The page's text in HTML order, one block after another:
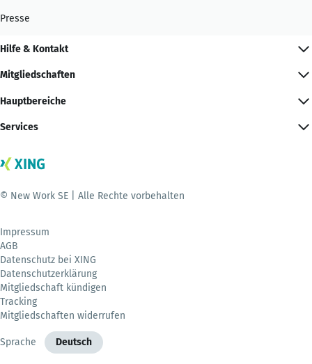
Presse
Hilfe & Kontakt
Mitgliedschaften
Hauptbereiche
Services
© New Work SE | Alle Rechte vorbehalten
Impressum
AGB
Datenschutz bei XING
Datenschutzerklärung
Mitgliedschaft kündigen
Tracking
Mitgliedschaften widerrufen
Sprache Deutsch